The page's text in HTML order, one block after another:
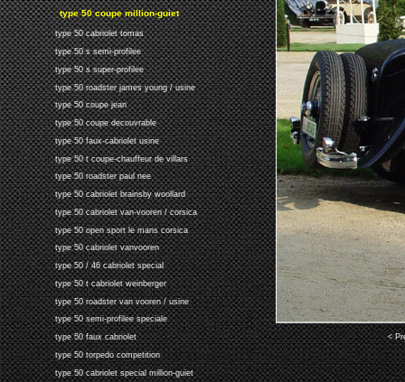
type 50 coupe million-guiet
type 50 cabriolet tomas
type 50 s semi-profilee
type 50 s super-profilee
type 50 roadster james young / usine
type 50 coupe jean
type 50 coupe decouvrable
type 50 faux-cabriolet usine
type 50 t coupe-chauffeur de villars
type 50 roadster paul nee
type 50 cabriolet brainsby woollard
type 50 cabriolet van-vooren / corsica
type 50 open sport le mans corsica
type 50 cabriolet vanvooren
type 50 / 46 cabriolet special
type 50 t cabriolet weinberger
type 50 roadster van vooren / usine
type 50 semi-profilee speciale
type 50 faux cabriolet
type 50 torpedo competition
type 50 cabriolet special million-guiet
<